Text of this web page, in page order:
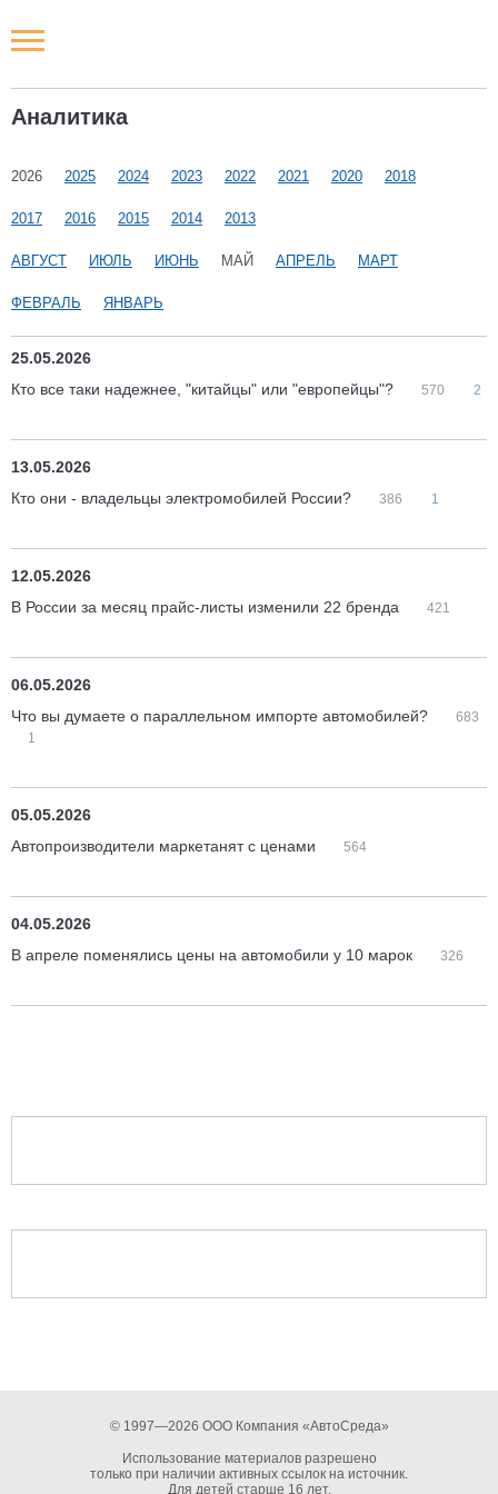
Аналитика
2026 2025 2024 2023 2022 2021 2020 2018
2017 2016 2015 2014 2013
АВГУСТ ИЮЛЬ ИЮНЬ МАЙ АПРЕЛЬ МАРТ
ФЕВРАЛЬ ЯНВАРЬ
25.05.2026
Кто все таки надежнее, "китайцы" или "европейцы"?
570 2
13.05.2026
Кто они - владельцы электромобилей России?
386 1
12.05.2026
В России за месяц прайс-листы изменили 22 бренда
421
06.05.2026
Что вы думаете о параллельном импорте автомобилей?
683
1
05.05.2026
Автопроизводители маркетанят с ценами
564
04.05.2026
В апреле поменялись цены на автомобили у 10 марок
326
© 1997—2026 ООО Компания «АвтоСреда»
Использование материалов разрешено
только при наличии активных ссылок на источник.
Для детей старше 16 лет.
Новости РФ
Наши мероприятия
Статьи